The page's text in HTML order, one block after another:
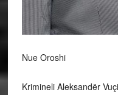
Nue Oroshi
Krimineli Aleksandër